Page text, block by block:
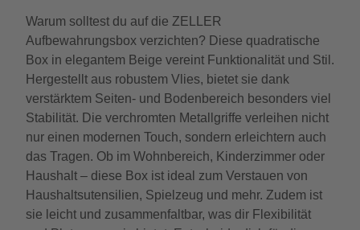
Warum solltest du auf die ZELLER
Aufbewahrungsbox verzichten? Diese quadratische
Box in elegantem Beige vereint Funktionalität und Stil.
Hergestellt aus robustem Vlies, bietet sie dank
verstärktem Seiten- und Bodenbereich besonders viel
Stabilität. Die verchromten Metallgriffe verleihen nicht
nur einen modernen Touch, sondern erleichtern auch
das Tragen. Ob im Wohnbereich, Kinderzimmer oder
Haushalt – diese Box ist ideal zum Verstauen von
Haushaltsutensilien, Spielzeug und mehr. Zudem ist
sie leicht und zusammenfaltbar, was dir Flexibilität